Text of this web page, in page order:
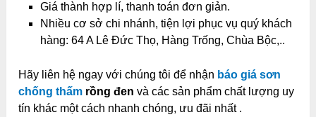
Giá thành hợp lí, thanh toán đơn giản.
Nhiều cơ sở chi nhánh, tiện lợi phục vụ quý khách
hàng: 64 A Lê Đức Thọ, Hàng Trống, Chùa Bộc,..
Hãy liên hệ ngay với chúng tôi để nhận báo giá sơn
chống thấm rồng đen và các sản phẩm chất lượng uy
tín khác một cách nhanh chóng, ưu đãi nhất .